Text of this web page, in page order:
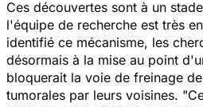
Ces découvertes sont à un
l'équipe de recherche est très
identifié ce mécanisme, les
désormais à la mise au point
bloquerait la voie de freinage
tumorales par leurs voisines.